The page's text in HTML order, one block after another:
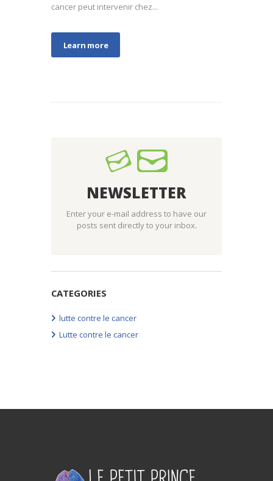
cancer peut intervenir chez...
Learn more
NEWSLETTER
Enter your e-mail address to have our
posts sent directly to your inbox.
CATEGORIES
lutte contre le cancer
Lutte contre le cancer